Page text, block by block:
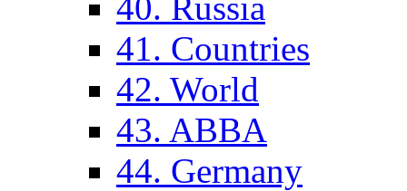
41. Countries
42. World
43. ABBA
44. Germany